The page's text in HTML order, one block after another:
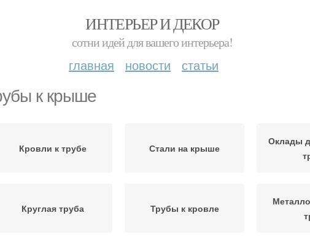
ИНТЕРЬЕР И ДЕКОР
сотни идей для вашего интерьера!
главная новости статьи
к крыше
Кровли к трубе Стали на крыше
Оклады
Круглая труба Трубы к кровле